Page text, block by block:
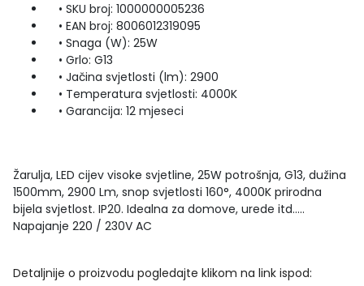
• SKU broj: 1000000005236
• EAN broj: 8006012319095
• Snaga (W): 25W
• Grlo: G13
• Jačina svjetlosti (lm): 2900
• Temperatura svjetlosti: 4000K
• Garancija: 12 mjeseci
Žarulja, LED cijev visoke svjetline, 25W potrošnja, G13, dužina
1500mm, 2900 Lm, snop svjetlosti 160°, 4000K prirodna
bijela svjetlost. IP20. Idealna za domove, urede itd.....
Napajanje 220 / 230V AC
Detaljnije o proizvodu pogledajte klikom na link ispod: